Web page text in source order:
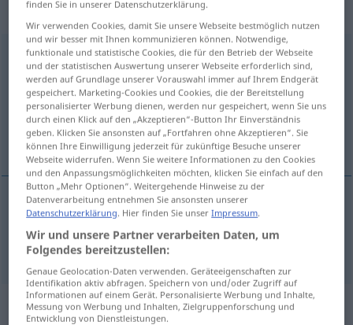
„grauenerregend“
grauenerregend,grauenhaft, grauenvoll
Übersicht aller Übersetzungen
(Für mehr Details die Übersetzung anklicken/antippen)
страшный
страшный, -ен, -на, -но, страшны, ужасный
grauenerregend
Synonyme für "grauenerregend"
finden Sie in unserer Datenschutzerklärung.
Wir verwenden Cookies, damit Sie unsere Webseite bestmöglich nutzen
und wir besser mit Ihnen kommunizieren können. Notwendige,
funktionale und statistische Cookies, die für den Betrieb der Webseite
und der statistischen Auswertung unserer Webseite erforderlich sind,
werden auf Grundlage unserer Vorauswahl immer auf Ihrem Endgerät
gespeichert. Marketing-Cookies und Cookies, die der Bereitstellung
personalisierter Werbung dienen, werden nur gespeichert, wenn Sie uns
durch einen Klick auf den „Akzeptieren“-Button Ihr Einverständnis
geben. Klicken Sie ansonsten auf „Fortfahren ohne Akzeptieren“. Sie
können Ihre Einwilligung jederzeit für zukünftige Besuche unserer
Webseite widerrufen. Wenn Sie weitere Informationen zu den Cookies
und den Anpassungsmöglichkeiten möchten, klicken Sie einfach auf den
Button „Mehr Optionen“. Weitergehende Hinweise zu der
Datenverarbeitung entnehmen Sie ansonsten unserer
Datenschutzerklärung. Hier finden Sie unserImpressum.
Wir und unsere Partner verarbeiten Daten, um
Folgendes bereitzustellen:
Genaue Geolocation-Daten verwenden. Geräteeigenschaften zur
Identifikation aktiv abfragen. Speichern von und/oder Zugriff auf
Informationen auf einem Gerät. Personalisierte Werbung und Inhalte,
Messung von Werbung und Inhalten, Zielgruppenforschung und
Entwicklung von Dienstleistungen.